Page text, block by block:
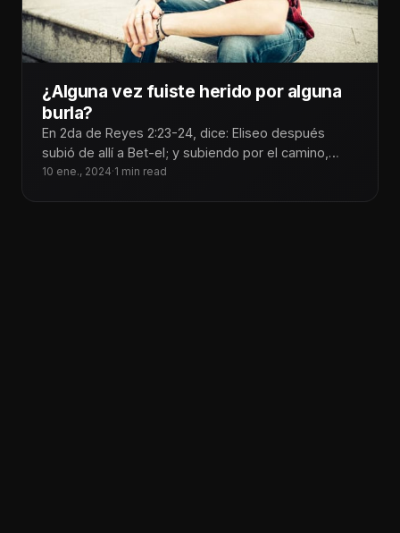
¿Alguna vez fuiste herido por alguna
burla?
En 2da de Reyes 2:23-24, dice: Eliseo después
subió de allí a Bet-el; y subiendo por el camino,
salieron
10 ene., 2024·1 min read